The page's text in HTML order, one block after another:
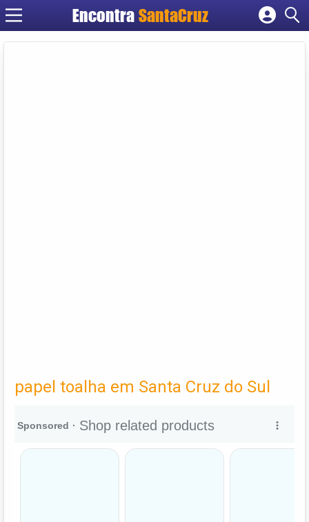
Encontra
Cadastrar empresa
papel toalha em Santa Cruz do Sul